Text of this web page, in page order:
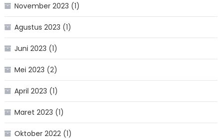
November 2023 (1)
Agustus 2023 (1)
Juni 2023 (1)
Mei 2023 (2)
April 2023 (1)
Maret 2023 (1)
Oktober 2022(1)